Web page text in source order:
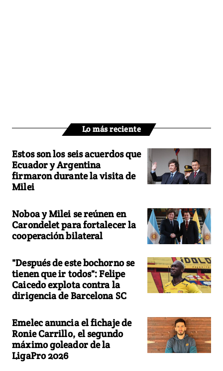
Lo más reciente
Estos son los seis acuerdos que
Ecuador y Argentina
firmaron durante la visita de
Milei
Noboa y Milei se reúnen en
Carondelet para fortalecer la
cooperación bilateral
"Después de este bochorno se
tienen que ir todos": Felipe
Caicedo explota contra la
dirigencia de Barcelona SC
Emelec anuncia el fichaje de
Ronie Carrillo, el segundo
máximo goleador de la
LigaPro 2026